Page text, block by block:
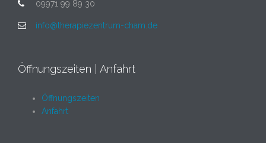
09971 99 89 30
info@therapiezentrum-cham.de
Öffnungszeiten | Anfahrt
Öffnungszeiten
Anfahrt